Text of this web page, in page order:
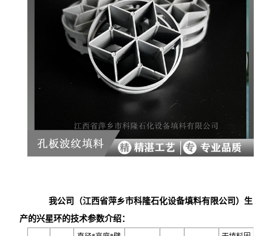
我公司（江西省萍乡市科隆石化设备填料有限公司）生
产的兴星环的技术参数介绍：